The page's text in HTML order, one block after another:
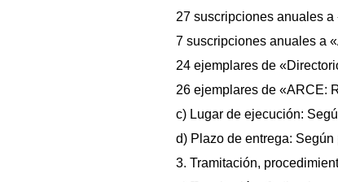
27 suscripciones anuales
7 suscripciones anuales a
24 ejemplares de
26 ejemplares de «ARCE:
c) Lugar de ejecución:
d) Plazo de entrega:
3. Tramitación,